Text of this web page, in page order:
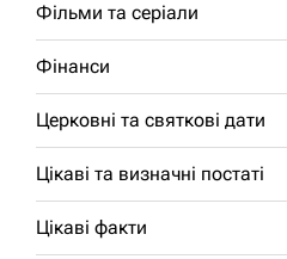
Фільми та серіали
Фінанси
Церковні та святкові дати
Цікаві та визначні постаті
Цікаві факти